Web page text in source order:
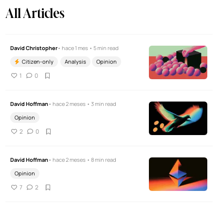
All Articles
David Christopher• hace 1 mes • 5 min read
Citizen-only
Analysis Opinion
1 0
David Hoffman• hace 2 meses • 3 min read
Opinion
2 0
David Hoffman• hace 2 meses • 8 min read
Opinion
7 2